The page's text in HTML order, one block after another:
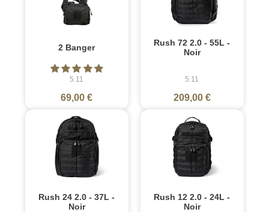
2 Banger
5.11
69,00 €
Rush 72 2.0 - 55L -
Noir
5.11
209,00 €
Rush 24 2.0 - 37L -
Noir
Rush 12 2.0 - 24L -
Noir